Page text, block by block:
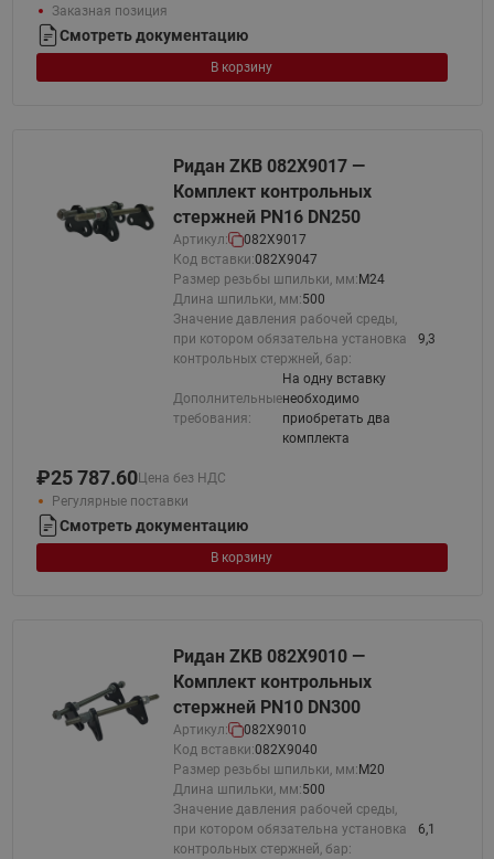
Заказная позиция
Смотреть документацию
В корзину
Ридан ZKB 082X9017 —
Комплект контрольных
стержней PN16 DN250
Артикул:
082X9017
Код вставки:082X9047
Размер резьбы шпильки, мм:М24
Длина шпильки, мм:500
Значение давления рабочей среды,
при котором обязательна установка
контрольных стержней, бар:
9,3
Дополнительные
требования:
На одну вставку
необходимо
приобретать два
комплекта
₽25 787.60Цена без НДС
Регулярные поставки
Смотреть документацию
В корзину
Ридан ZKB 082X9010 —
Комплект контрольных
стержней PN10 DN300
Артикул:
082X9010
Код вставки:082X9040
Размер резьбы шпильки, мм:М20
Длина шпильки, мм:500
Значение давления рабочей среды,
при котором обязательна установка
контрольных стержней, бар:
6,1